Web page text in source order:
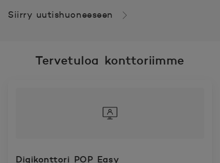
Siirry uutishuoneeseen
Tervetuloa konttoriimme
Digikonttori POP Easy